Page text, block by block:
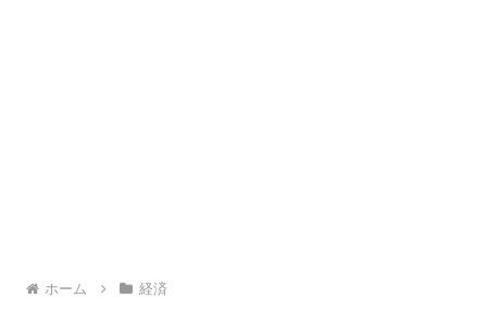
ホーム 経済